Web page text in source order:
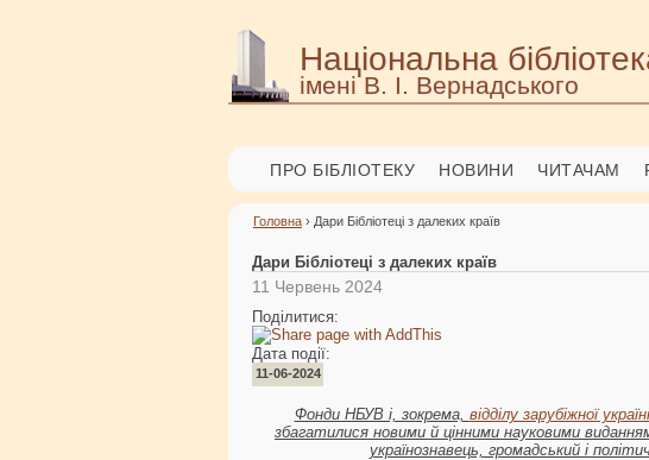
Національна
імені В. І. Вернадського
ПРО БІБЛІОТЕКУ НОВИНИ ЧИТАЧАМ
Головна › Дари Бібліотеці з далеких країв
Дари Бібліотеці з далеких країв
11 Червень 2024
Поділитися:
Дата події:
11-06-2024
Фонди НБУВ і, зокрема, відділу зарубіжної
збагатилися новими й цінними науковими
українознавець, громадський і